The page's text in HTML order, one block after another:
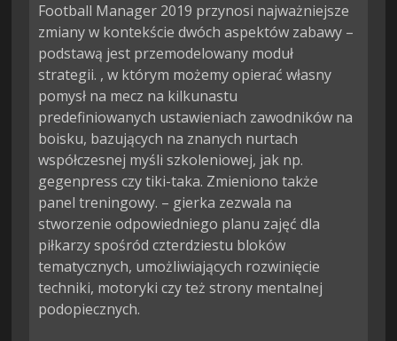
Football Manager 2019 przynosi najważniejsze
zmiany w kontekście dwóch aspektów zabawy –
podstawą jest przemodelowany moduł
strategii. , w którym możemy opierać własny
pomysł na mecz na kilkunastu
predefiniowanych ustawieniach zawodników na
boisku, bazujących na znanych nurtach
współczesnej myśli szkoleniowej, jak np.
gegenpress czy tiki-taka. Zmieniono także
panel treningowy. – gierka zezwala na
stworzenie odpowiedniego planu zajęć dla
piłkarzy spośród czterdziestu bloków
tematycznych, umożliwiających rozwinięcie
techniki, motoryki czy też strony mentalnej
podopiecznych.